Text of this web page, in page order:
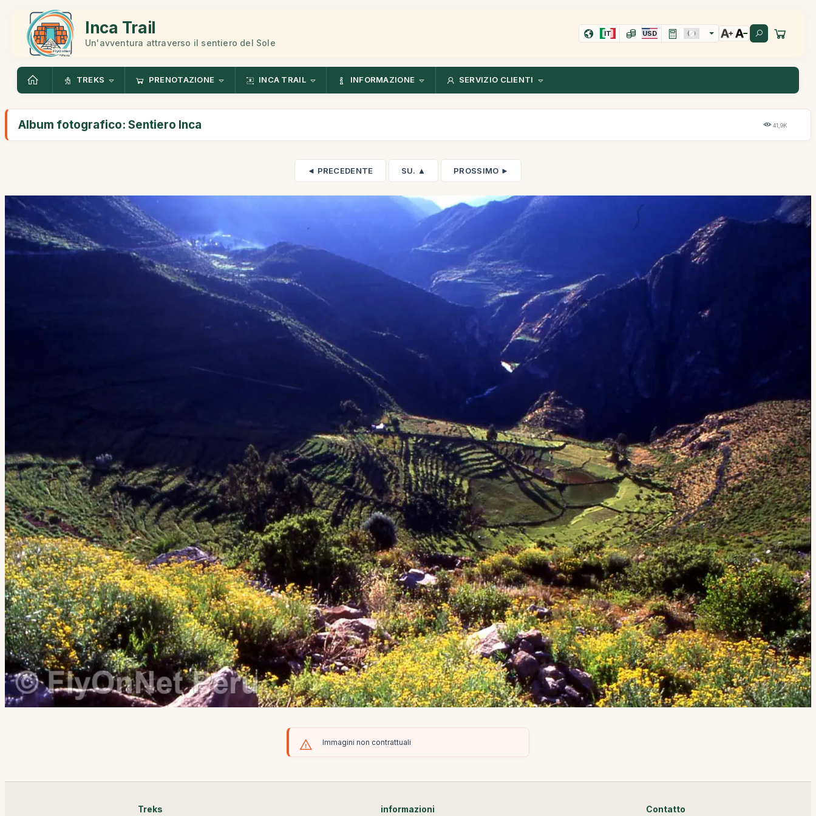
Inca Trail
Un'avventura attraverso il sentiero del Sole
IT USD
TREKS PRENOTAZIONE INCA TRAIL INFORMAZIONE SERVIZIO CLIENTI
Album fotografico: Sentiero Inca 41,9K
◄ PRECEDENTE SU. ▲ PROSSIMO ►
Immagini non contrattuali
Treks informazioni Contatto